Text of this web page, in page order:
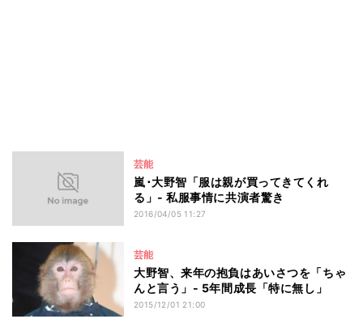
芸能
嵐･大野智「服は親が買ってきてくれ
る」- 私服事情に共演者驚き
2016/04/05 11:27
芸能
大野智、来年の抱負はあいさつを「ちゃ
んと言う」- 5年間成長「特に無し」
2015/12/01 21:00